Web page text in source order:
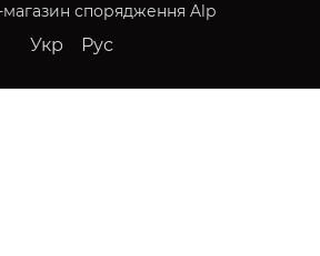
магазин спорядження Alp
Укр Рус